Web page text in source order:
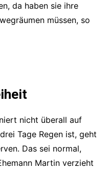
da haben sie ihre
müssen, so
nicht überall auf
Tage Regen ist, geht
Das sei normal,
Martin verzieht